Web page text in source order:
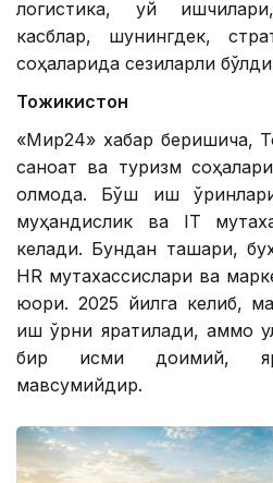
логистика, уй
касблар, шунингдек,
соҳаларида сезиларли
Тожикистон
«Мир24» хабар беришича,
саноат ва туризм
қолмоқда. Бўш иш
муҳандислик ва IТ
келади. Бундан ташқари,
HR мутахассислари ва
юқори. 2025 йилга келиб,
иш ўрни яратилади, аммо
бир қисми доимий,
мавсумийдир.